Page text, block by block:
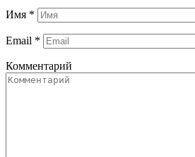
Имя *
Email *
Комментарий